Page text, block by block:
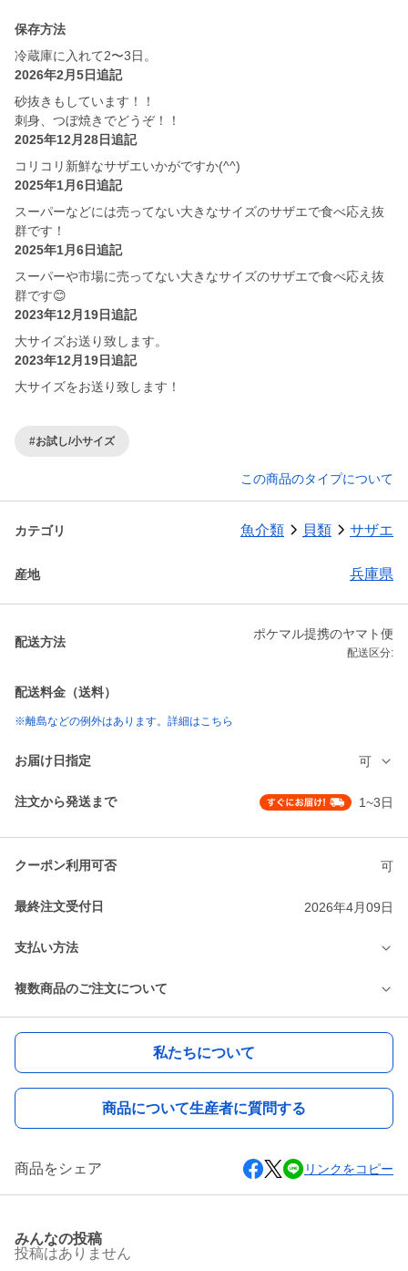
保存方法
冷蔵庫に入れて2〜3日。
2026年2月5日追記
砂抜きもしています！！
刺身、つぼ焼きでどうぞ！！
2025年12月28日追記
コリコリ新鮮なサザエいかがですか(^^)
2025年1月6日追記
スーパーなどには売ってない大きなサイズのサザエで食べ応え抜
群です！
2025年1月6日追記
スーパーや市場に売ってない大きなサイズのサザエで食べ応え抜
群です😊
2023年12月19日追記
大サイズお送り致します。
2023年12月19日追記
大サイズをお送り致します！
#お試し/小サイズ
この商品のタイプについて
カテゴリ 魚介類 貝類 サザエ
産地 兵庫県
配送方法
ポケマル提携のヤマト便
配送区分:
配送料金（送料）
※離島などの例外はあります。詳細はこちら
お届け日指定 可
注文から発送まで 1~3日
クーポン利用可否 可
最終注文受付日 2026年4月09日
支払い方法
複数商品のご注文について
私たちについて
商品について生産者に質問する
商品をシェア リンクをコピー
みんなの投稿
投稿はありません